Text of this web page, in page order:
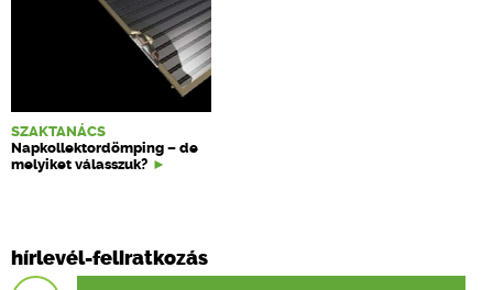
SZAKTANÁCS
Napkollektordömping – de
melyiket válasszuk?
hírlevél-feliratkozás